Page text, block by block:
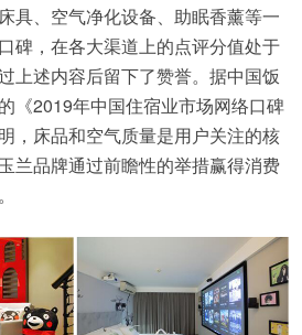
具、空气净化设备、助眠香薰等一
碑，在各大渠道上的点评分值处于
上述内容后留下了赞誉。据中国饭
《2019年中国住宿业市场网络口碑
，床品和空气质量是用户关注的核
兰品牌通过前瞻性的举措赢得消费